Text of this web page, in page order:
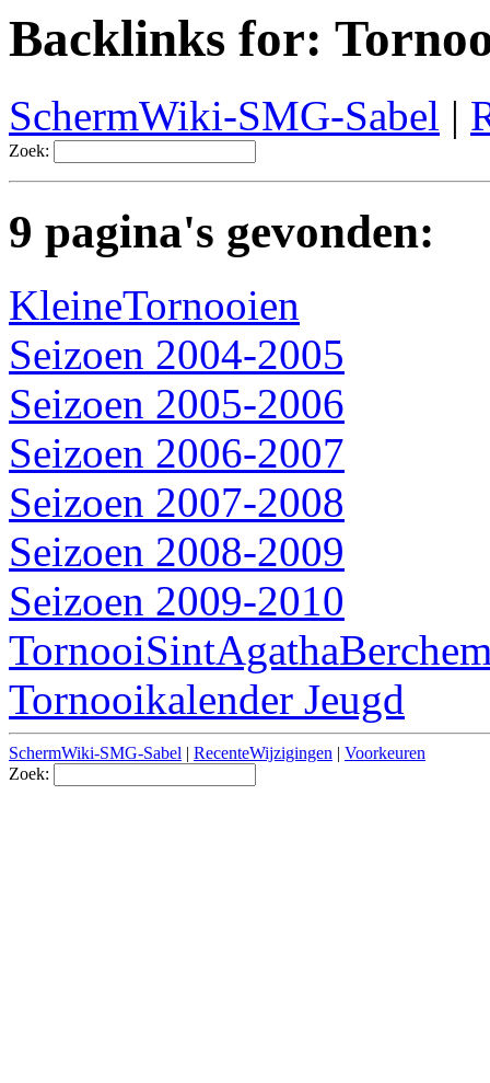
Backlinks for:
SchermWiki-SMG-Sabel |
Zoek:
9 pagina's gevonden:
KleineTornooien
Seizoen 2004-2005
Seizoen 2005-2006
Seizoen 2006-2007
Seizoen 2007-2008
Seizoen 2008-2009
Seizoen 2009-2010
Tornooikalender Jeugd
SchermWiki-SMG-Sabel | RecenteWijzigingen | Voorkeuren
Zoek: